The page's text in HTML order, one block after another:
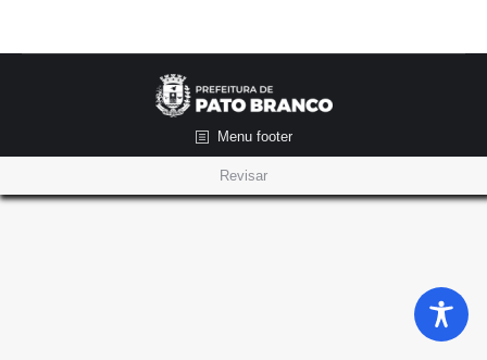
Menu footer
Revisar